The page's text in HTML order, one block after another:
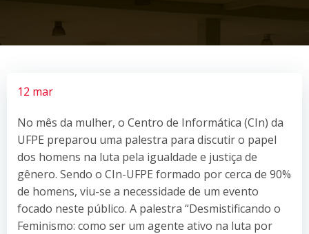
12 mar
No mês da mulher, o Centro de Informática (CIn) da
UFPE preparou uma palestra para discutir o papel
dos homens na luta pela igualdade e justiça de
gênero. Sendo o CIn-UFPE formado por cerca de 90%
de homens, viu-se a necessidade de um evento
focado neste público. A palestra “Desmistificando o
Feminismo: como ser um agente ativo na luta por